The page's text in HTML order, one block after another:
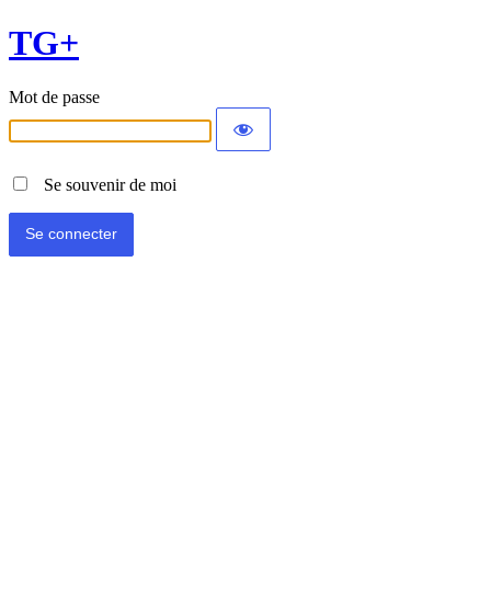
TG+
Mot de passe
Se souvenir de moi